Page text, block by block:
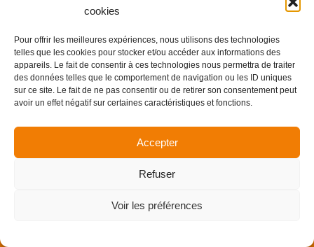
cookies
Pour offrir les meilleures expériences, nous utilisons des technologies
telles que les cookies pour stocker et/ou accéder aux informations des
appareils. Le fait de consentir à ces technologies nous permettra de traiter
des données telles que le comportement de navigation ou les ID uniques
sur ce site. Le fait de ne pas consentir ou de retirer son consentement peut
avoir un effet négatif sur certaines caractéristiques et fonctions.
Accepter
Refuser
Voir les préférences